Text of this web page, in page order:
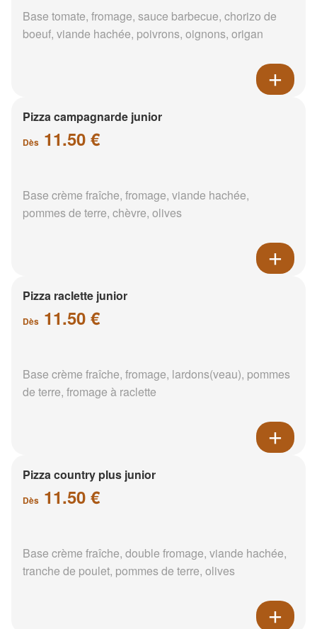
Base tomate, fromage, sauce barbecue, chorizo de
boeuf, viande hachée, poivrons, oignons, origan
Pizza campagnarde junior
Dès 11.50 €
Base crème fraîche, fromage, viande hachée,
pommes de terre, chèvre, olives
Pizza raclette junior
Dès 11.50 €
Base crème fraîche, fromage, lardons(veau), pommes
de terre, fromage à raclette
Pizza country plus junior
Dès 11.50 €
Base crème fraîche, double fromage, viande hachée,
tranche de poulet, pommes de terre, olives